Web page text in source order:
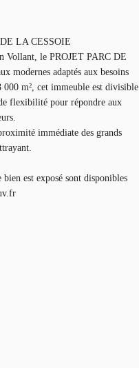
LA CESSOIE
Vollant, le PROJET PARC DE
modernes adaptés aux besoins
000 m², cet immeuble est divisible
flexibilité pour répondre aux
immédiate des grands
est exposé sont disponibles